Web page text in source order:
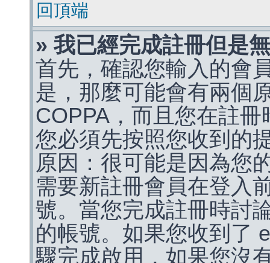
回頂端
» 我已經完成註冊但是
首先，確認您輸入的會
是，那麼可能會有兩個
COPPA，而且您在註
您必須先按照您收到的
原因：很可能是因為您
需要新註冊會員在登入
號。當您完成註冊時討
的帳號。如果您收到了
驟完成啟用，如果您沒